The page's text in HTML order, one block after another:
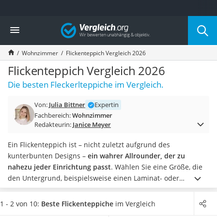
Die beliebtesten Vergleiche nach Kategorie
Wohnen
Matratzen-Topper
Matratzen
Konferenzlautsprecher
Tageslichtlampe
Badlüfter
Bürohocker
Außenleuchte mit Kamera
Akku-Tischlampe
Konferenzmikrofon
Klappmatratze
Duschkopf mit Kalkfilter
Aktenvernichter Sicherheitsstufe 4
Bettgitter
Vergleich
Wohnzimmer Flickenteppich Vergleich 2026
Flickenteppich Vergleich 2026
Die besten Fleckerlteppiche im Vergleich.
Von: Julia Bittner
Expertin
Fachbereich:Wohnzimmer
Redakteurin: Janice Meyer
Ein Flickenteppich ist – nicht zuletzt aufgrund des
kunterbunten Designs – ein wahrer Allrounder, der zu
nahezu jeder Einrichtung passt. Wählen Sie eine Größe, die
den Untergrund, beispielsweise einen Laminat- oder
Parkettboden, an den Rändern sichtbar lässt. So wirkt der
Flickenteppich besonders gut. Wählen Sie jetzt einen
1 - 2 von 10: Beste Flickenteppiche im Vergleich